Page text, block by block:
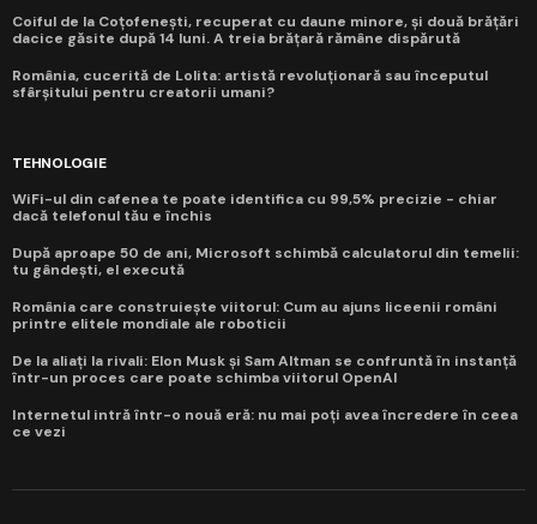
Coiful de la Coțofenești, recuperat cu daune minore, și două brățări
dacice găsite după 14 luni. A treia brățară rămâne dispărută
România, cucerită de Lolita: artistă revoluționară sau începutul
sfârșitului pentru creatorii umani?
TEHNOLOGIE
WiFi-ul din cafenea te poate identifica cu 99,5% precizie - chiar
dacă telefonul tău e închis
După aproape 50 de ani, Microsoft schimbă calculatorul din temelii:
tu gândești, el execută
România care construiește viitorul: Cum au ajuns liceenii români
printre elitele mondiale ale roboticii
De la aliați la rivali: Elon Musk și Sam Altman se confruntă în instanță
într-un proces care poate schimba viitorul OpenAI
Internetul intră într-o nouă eră: nu mai poți avea încredere în ceea
ce vezi